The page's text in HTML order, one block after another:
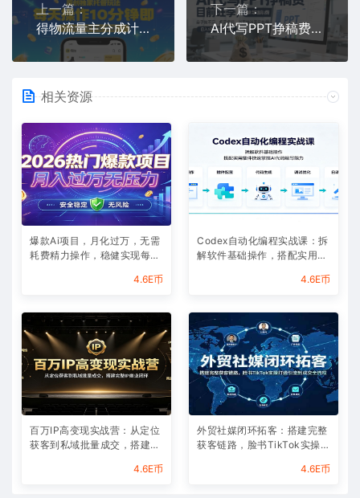
上一篇：
得物流量主分成计划，原创独家托管玩法，每天操作10分钟即可轻松挣米【揭秘】
下一篇：
AI代写PPT挣稿费，目前旺季，单子做不完，多劳多得，当天做当天见收益，日入5张【附赠工具】
相关资源
爆款Ai项目，月化过万，无需
耗费精力操作，稳健实现每月
4.6E币
Codex自动化编程实战课：拆
解软件基础操作，搭配实用插
4.6E币
百万IP高变现实战营：从定位
获客到私域批量成交，搭建完
4.6E币
外贸社媒闭环拓客：搭建完整
获客链路，脸书TikTok实操打
4.6E币